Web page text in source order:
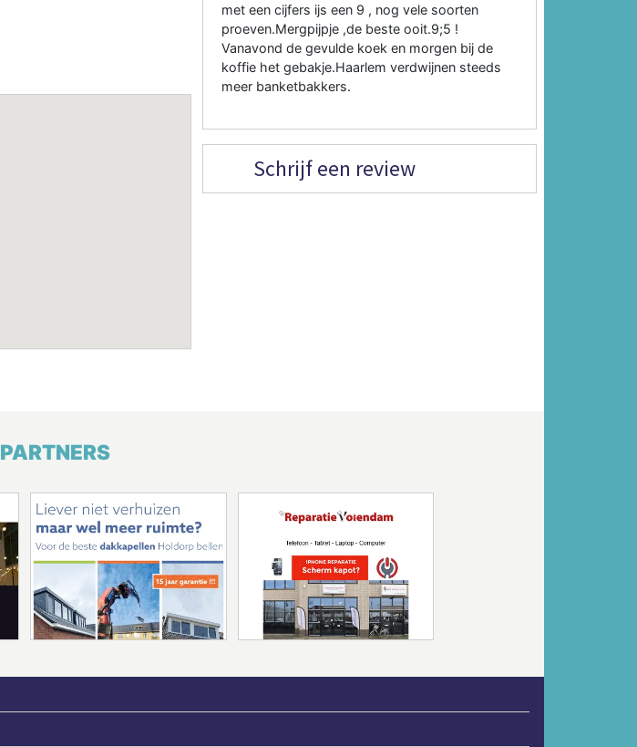
met een cijfers ijs een 9 , nog vele soorten
proeven.Mergpijpje ,de beste ooit.9;5 !
Vanavond de gevulde koek en morgen bij de
koffie het gebakje.Haarlem verdwijnen steeds
meer banketbakkers.
Schrijf een review
PARTNERS